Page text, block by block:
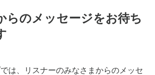
らのメッセージをお待ち
は、リスナーのみなさまからのメッセ